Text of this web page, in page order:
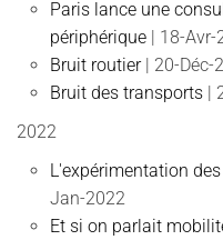
Paris lance une
périphérique | 18-Avr-
Bruit routier | 20-Déc-
Bruit des transports |
2022
L'expérimentation
Jan-2022
Et si on parlait